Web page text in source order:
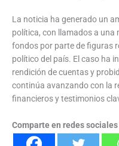
La noticia ha generado un
política, con llamados a una
fondos por parte de figuras
político del país. El caso ha
rendición de cuentas y
continúa avanzando con la
financieros y testimonios
Comparte en redes sociales